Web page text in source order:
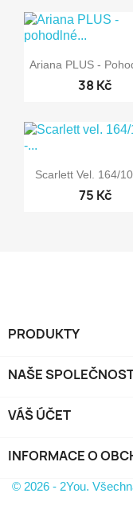
 Rychlý
Ariana PLUS -
38 Kč
 Rychlý
Scarlett Vel. 164/
75 Kč
PRODUKTY
NAŠE
VÁŠ ÚČET
INFORMACE O
© 2026 - 2You.